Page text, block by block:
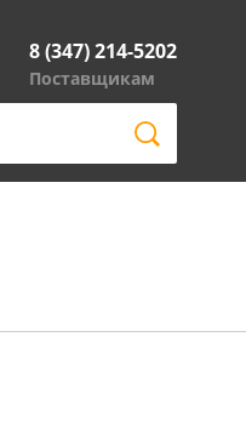
8 (347) 214-5202
Поставщикам